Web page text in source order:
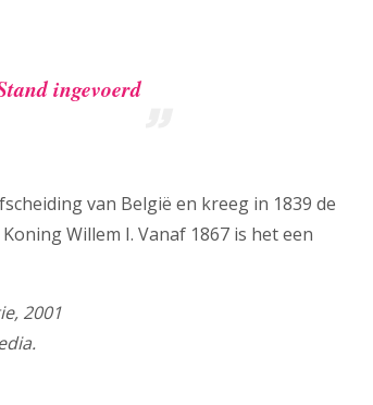
ingevoerd
van België en kreeg in 1839 de
Willem I. Vanaf 1867 is het een
2001